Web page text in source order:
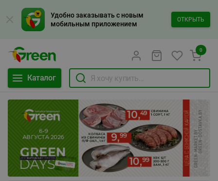
Удобно заказывать с новым
мобильным приложением
ОТКРЫТЬ
Каталог
0